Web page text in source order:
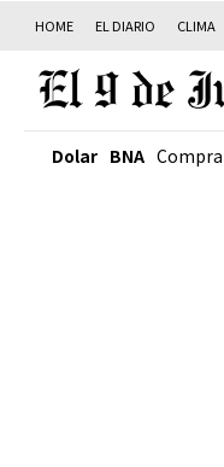
HOME EL DIARIO CLIMA
Dolar BNA Compra